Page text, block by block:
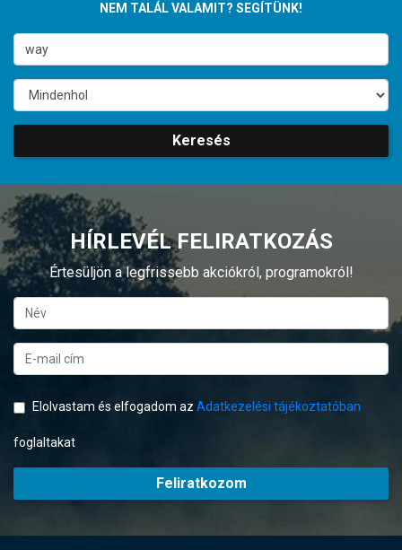
NEM TALÁL VALAMIT? SEGÍTÜNK!
Keresés
HÍRLEVÉL FELIRATKOZÁS
Értesüljön a legfrissebb akciókról, programokról!
Elolvastam és elfogadom az Adatkezelési tájékoztatóban
foglaltakat
Feliratkozom